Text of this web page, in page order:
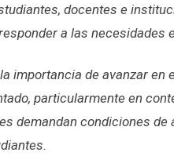
docentes e
a las necesidades
importancia de avanzar en
particularmente en
demandan condiciones de